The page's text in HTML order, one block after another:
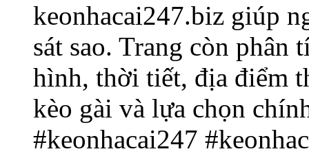
keonhacai247.biz giúp
sát sao. Trang còn phân
hình, thời tiết, địa điểm
kèo gài và lựa chọn
#keonhacai247